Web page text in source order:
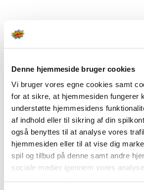
Denne hjemmeside bruger cookies
Vi bruger vores egne cookies samt
for at sikre, at hjemmesiden fungerer
understøtte hjemmesidens
af indhold eller til sikring af din
også benyttes til at analyse vores
hjemmesiden eller til at vise dig
spil og tilbud på denne samt andre
sociale medier igennem vores